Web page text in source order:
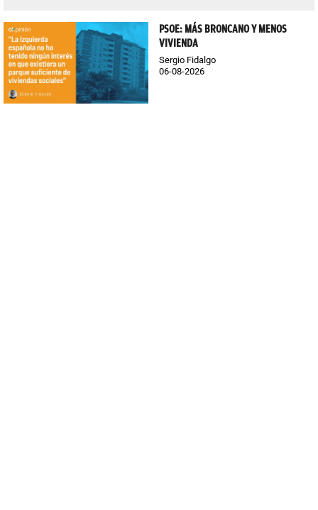
PSOE: MÁS BRONCANO Y MENOS
VIVIENDA
Sergio Fidalgo
06-08-2026